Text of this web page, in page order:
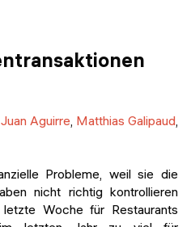
Juan Aguirre Matthias Galipaud
Probleme, weil sie die
nicht richtig kontrollieren
Woche für Restaurants